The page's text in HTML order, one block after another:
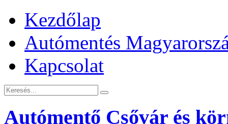
Kezdőlap
Autómentés
Kapcsolat
Autómentő Csővár és